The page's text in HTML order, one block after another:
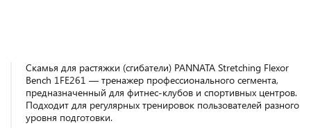
Скамья для растяжки (сгибатели) PANNATA Stretching Flexor
Bench 1FE261 — тренажер профессионального сегмента,
предназначенный для фитнес‑клубов и спортивных центров.
Подходит для регулярных тренировок пользователей разного
уровня подготовки.